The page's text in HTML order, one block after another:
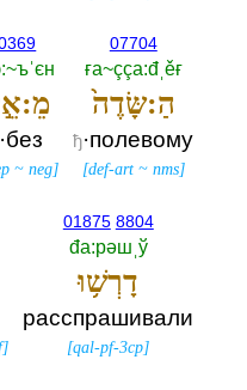
07704
ға~ççа:đˌěғ
הַ:שָּׂדֶה֙
ђ·полевому
[def-art~ nms]
·без
~neg]
01875 8804
đа:рәшˌў
דָרְשׁ֥וּ
расспрашивали
[qal-pf-3cp]
]